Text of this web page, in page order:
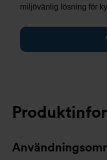
miljövänlig lösning för